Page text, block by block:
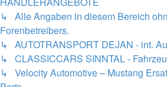
↳ Alle Angaben in diesem Bereich
Forenbetreibers.
↳ AUTOTRANSPORT DEJAN - int.
↳ CLASSICCARS SINNTAL -
↳ Velocity Automotive – Mustang